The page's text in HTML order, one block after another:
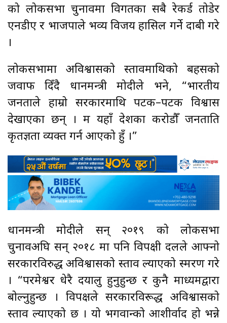
को लोकसभा चुनावमा विगतका सबै रेकर्ड तोडेर
एनडीए र भाजपाले भव्य विजय हासिल गर्ने दाबी गरे
।
लोकसभामा अविश्वासको प्रस्तावमाथिको बहसको
जवाफ दिँदै प्रधानमन्त्री मोदीले भने, “भारतीय
जनताले हाम्रो सरकारमाथि पटक–पटक विश्वास
देखाएका छन् । म यहाँ देशका करोडौँ जनताप्रति
कृतज्ञता व्यक्त गर्न आएको हुँ ।”
प्रधानमन्त्री मोदीले सन् २०१९ को लोकसभा
चुनावअघि सन् २०१८ मा पनि विपक्षी दलले आफ्नो
सरकारविरुद्ध अविश्वासको प्रस्ताव ल्याएको स्मरण गरे
। “परमेश्वर धेरै दयालु हुनुहुन्छ र कुनै माध्यमद्वारा
बोल्नुहुन्छ । विपक्षले सरकारविरूद्ध अविश्वासको
प्रस्ताव ल्याएको छ । यो भगवान्को आशीर्वाद हो भन्ने